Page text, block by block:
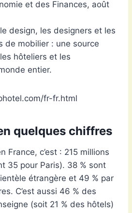
et des Finances, août
le design, les designers et les
de mobilier : une source
hôteliers et les
entier.
fr-fr.html
quelques chiffres
France, c’est : 215 millions
35 pour Paris). 38 % sont
étrangère et 49 % par
C’est aussi 46 % des
(soit 21 % des hôtels)